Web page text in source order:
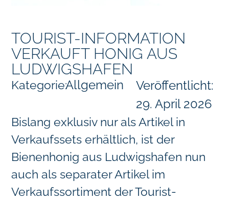
TOURIST-INFORMATION
VERKAUFT HONIG AUS
LUDWIGSHAFEN
Kategorie:Allgemein
Veröffentlicht:
29. April 2026
Bislang exklusiv nur als Artikel in
Verkaufssets erhältlich, ist der
Bienenhonig aus Ludwigshafen nun
auch als separater Artikel im
Verkaufssortiment der Tourist-